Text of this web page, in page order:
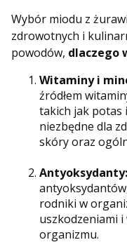
Wybór miodu z
zdrowotnych i
powodów, dlaczego
Witaminy i
źródłem
takich jak potas
niezbędne dla
skóry oraz
Antyoksydanty:
rodniki w
uszkodzeniami
organizmu.